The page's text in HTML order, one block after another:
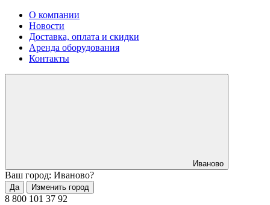
О компании
Новости
Доставка, оплата и скидки
Аренда оборудования
Контакты
Иваново
Ваш город: Иваново?
Да Изменить город
8 800 101 37 92